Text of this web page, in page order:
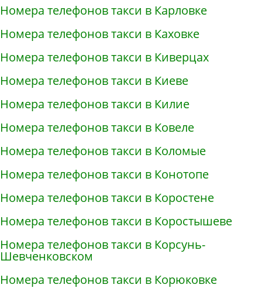
Номера телефонов такси в Карловке
Номера телефонов такси в Каховке
Номера телефонов такси в Киверцах
Номера телефонов такси в Киеве
Номера телефонов такси в Килие
Номера телефонов такси в Ковеле
Номера телефонов такси в Коломые
Номера телефонов такси в Конотопе
Номера телефонов такси в Коростене
Номера телефонов такси в Коростышеве
Номера телефонов такси в Корсунь-
Шевченковском
Номера телефонов такси в Корюковке